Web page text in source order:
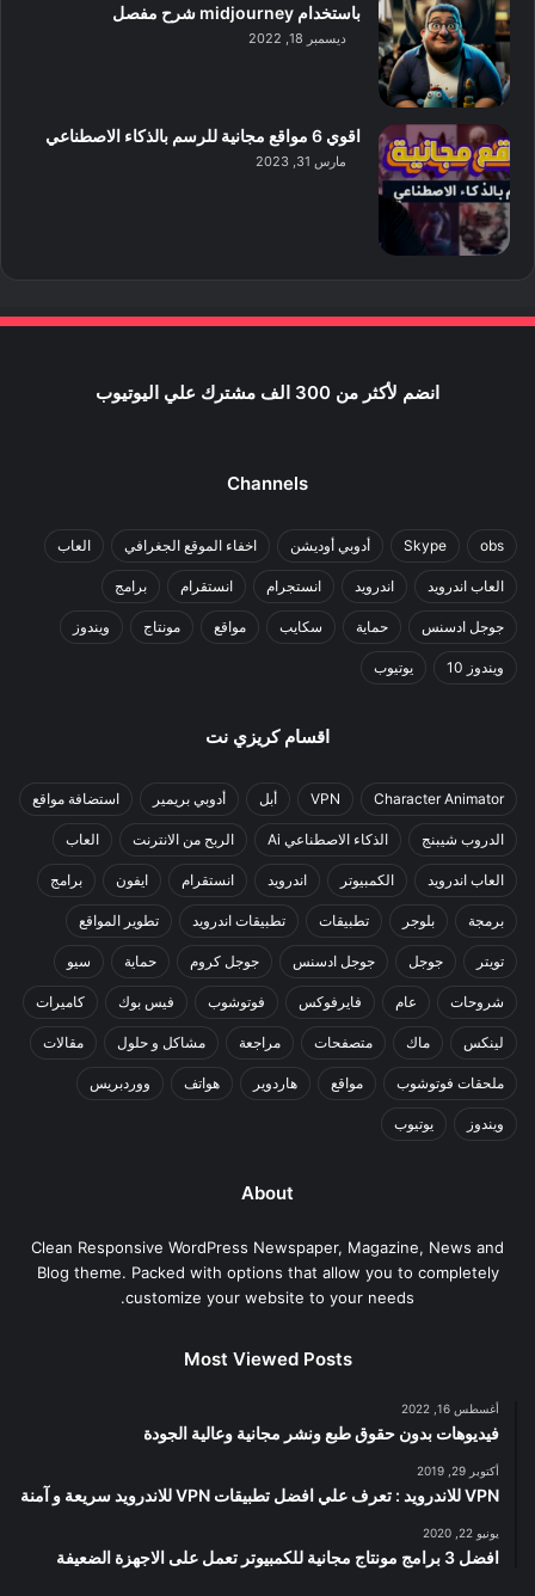
باستخدام midjourney شرح مفصل
ديسمبر 18, 2022
اقوي 6 مواقع مجانية للرسم بالذكاء الاصطناعي
مارس 31, 2023
انضم لأكثر من 300 الف مشترك علي اليوتيوب
Channels
obs
Skype أدوبي أوديشن اخفاء الموقع الجغرافي العاب
العاب اندرويد اندرويد انستجرام انستقرام برامج
جوجل ادسنس حماية سكايب مواقع مونتاج ويندوز
ويندوز 10 يوتيوب
اقسام كريزي نت
Character Animator
VPN أبل أدوبي بريمير استضافة مواقع
الدروب شيبنج الذكاء الاصطناعي Ai الربح من الانترنت العاب
العاب اندرويد الكمبيوتر اندرويد انستقرام ايفون برامج
برمجة بلوجر تطبيقات تطبيقات اندرويد تطوير المواقع
تويتر جوجل جوجل ادسنس جوجل كروم حماية سيو
شروحات عام فايرفوكس فوتوشوب فيس بوك كاميرات
لينكس ماك متصفحات مراجعة مشاكل و حلول مقالات
ملحقات فوتوشوب مواقع هاردوير هواتف ووردبريس
ويندوز يوتيوب
About
Clean Responsive WordPress Newspaper, Magazine, News and
Blog theme. Packed with options that allow you to completely
customize your website to your needs.
Most Viewed Posts
أغسطس 16, 2022
فيديوهات بدون حقوق طبع ونشر مجانية وعالية الجودة
أكتوبر 29, 2019
VPN للاندرويد : تعرف علي افضل تطبيقات VPN للاندرويد سريعة و آمنة
يونيو 22, 2020
افضل 3 برامج مونتاج مجانية للكمبيوتر تعمل على الاجهزة الضعيفة